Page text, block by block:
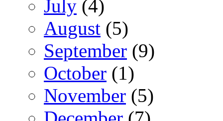
July (4)
August (5)
September (9)
October (1)
November (5)